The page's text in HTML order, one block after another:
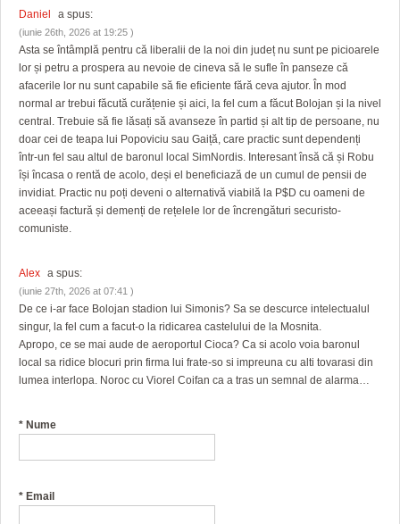
Daniel a spus:
(iunie 26th, 2026 at 19:25 )
Asta se întâmplă pentru că liberalii de la noi din județ nu sunt pe picioarele
lor și petru a prospera au nevoie de cineva să le sufle în panseze că
afacerile lor nu sunt capabile să fie eficiente fără ceva ajutor. În mod
normal ar trebui făcută curățenie și aici, la fel cum a făcut Bolojan și la nivel
central. Trebuie să fie lăsați să avanseze în partid și alt tip de persoane, nu
doar cei de teapa lui Popoviciu sau Gaiță, care practic sunt dependenți
într-un fel sau altul de baronul local SimNordis. Interesant însă că și Robu
își încasa o rentă de acolo, deși el beneficiază de un cumul de pensii de
invidiat. Practic nu poți deveni o alternativă viabilă la P$D cu oameni de
aceeași factură și demenți de rețelele lor de încrengături securisto-
comuniste.
Alex a spus:
(iunie 27th, 2026 at 07:41 )
De ce i-ar face Bolojan stadion lui Simonis? Sa se descurce intelectualul
singur, la fel cum a facut-o la ridicarea castelului de la Mosnita.
Apropo, ce se mai aude de aeroportul Cioca? Ca si acolo voia baronul
local sa ridice blocuri prin firma lui frate-so si impreuna cu alti tovarasi din
lumea interlopa. Noroc cu Viorel Coifan ca a tras un semnal de alarma…
* Nume
* Email